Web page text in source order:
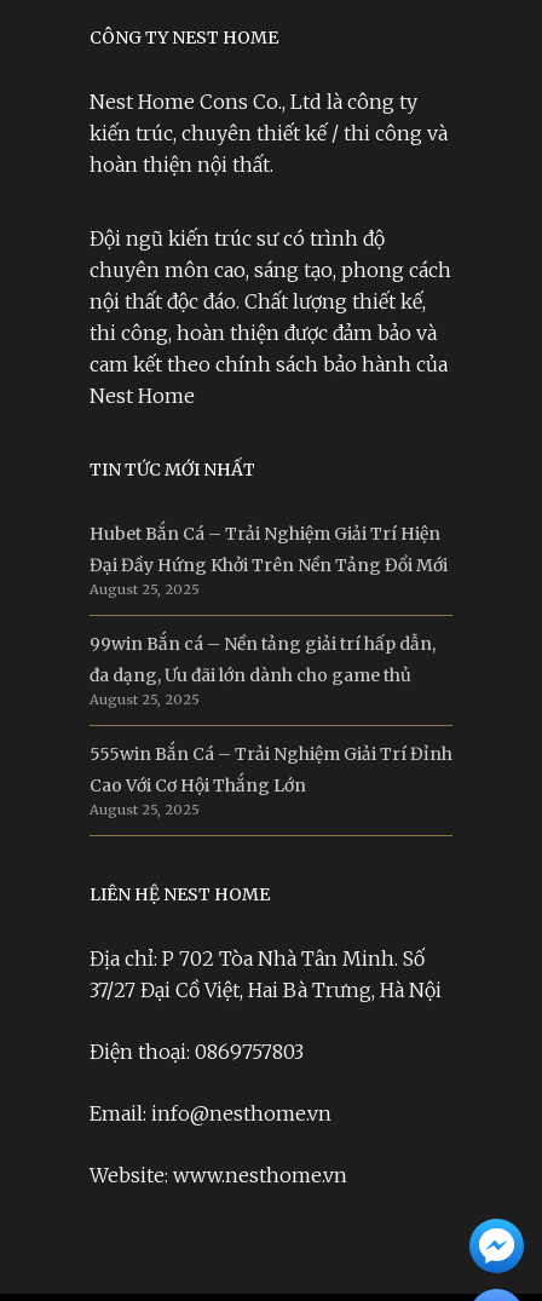
CÔNG TY NEST HOME
Nest Home Cons Co., Ltd là công ty
kiến trúc, chuyên thiết kế / thi công và
hoàn thiện nội thất.
Đội ngũ kiến trúc sư có trình độ
chuyên môn cao, sáng tạo, phong cách
nội thất độc đáo. Chất lượng thiết kế,
thi công, hoàn thiện được đảm bảo và
cam kết theo chính sách bảo hành của
Nest Home
TIN TỨC MỚI NHẤT
Hubet Bắn Cá – Trải Nghiệm Giải Trí Hiện
Đại Đầy Hứng Khởi Trên Nền Tảng Đổi Mới
August 25, 2025
99win Bắn cá – Nền tảng giải trí hấp dẫn,
đa dạng, Ưu đãi lớn dành cho game thủ
August 25, 2025
555win Bắn Cá – Trải Nghiệm Giải Trí Đỉnh
Cao Với Cơ Hội Thắng Lớn
August 25, 2025
LIÊN HỆ NEST HOME
Địa chỉ: P 702 Tòa Nhà Tân Minh. Số
37/27 Đại Cồ Việt, Hai Bà Trưng, Hà Nội
Điện thoại: 0869757803
Email: info@nesthome.vn
Website: www.nesthome.vn